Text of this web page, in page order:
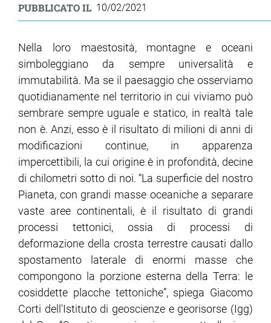
PUBBLICATO IL 10/02/2021
Nella loro maestosità, montagne e oceani
simboleggiano da sempre universalità e
immutabilità. Ma se il paesaggio che osserviamo
quotidianamente nel territorio in cui viviamo può
sembrare sempre uguale e statico, in realtà tale
non è. Anzi, esso è il risultato di milioni di anni di
modificazioni continue, in apparenza
impercettibili, la cui origine è in profondità, decine
di chilometri sotto di noi. “La superficie del nostro
Pianeta, con grandi masse oceaniche a separare
vaste aree continentali, è il risultato di grandi
processi tettonici, ossia di processi di
deformazione della crosta terrestre causati dallo
spostamento laterale di enormi masse che
compongono la porzione esterna della Terra: le
cosiddette placche tettoniche”, spiega Giacomo
Corti dell'Istituto di geoscienze e georisorse (Igg)